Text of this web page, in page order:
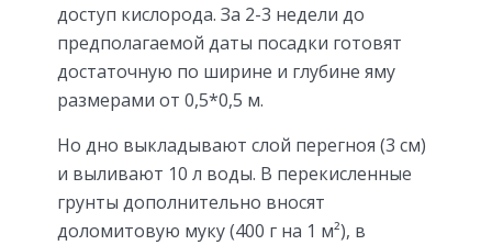
доступ кислорода. За 2-3 недели до
предполагаемой даты посадки готовят
достаточную по ширине и глубине яму
размерами от 0,5*0,5 м.
Но дно выкладывают слой перегноя (3 см)
и выливают 10 л воды. В перекисленные
грунты дополнительно вносят
доломитовую муку (400 г на 1 м²), в